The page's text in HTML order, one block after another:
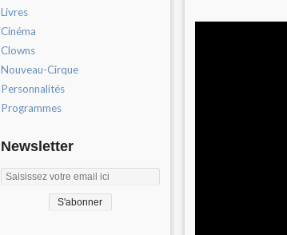
Livres
Cinéma
Clowns
Nouveau-Cirque
Personnalités
Programmes
Newsletter